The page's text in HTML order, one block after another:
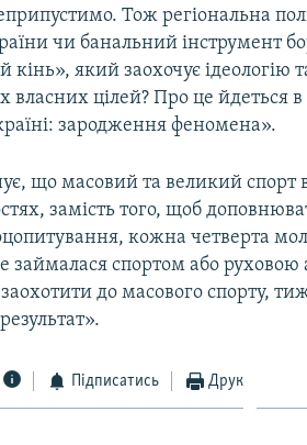
Тож регіональна
чи банальний інструмент
який заохочує ідеологію
власних цілей? Про це йдеться в
зародження феномена».
що масовий та великий спорт в
замість того, щоб
кожна четверта
займалася спортом або руховою
до масового спорту,
Підписатись Друк